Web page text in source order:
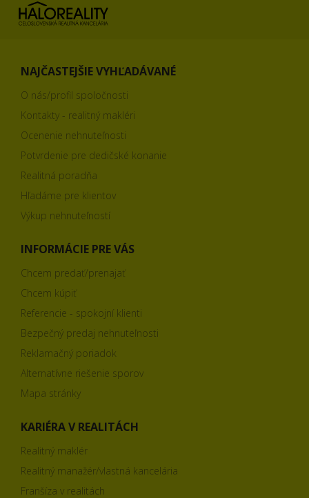
NAJČASTEJŠIE VYHĽADÁVANÉ
O nás/profil spoločnosti
Kontakty - realitný makléri
Ocenenie nehnuteľnosti
Potvrdenie pre dedičské konanie
Realitná poradňa
Hľadáme pre klientov
Výkup nehnuteľností
INFORMÁCIE PRE VÁS
Chcem predať/prenajať
Chcem kúpiť
Referencie - spokojní klienti
Bezpečný predaj nehnuteľnosti
Reklamačný poriadok
Alternatívne riešenie sporov
Mapa stránky
KARIÉRA V REALITÁCH
Realitný maklér
Realitný manažér/vlastná kancelária
Franšíza v realitách